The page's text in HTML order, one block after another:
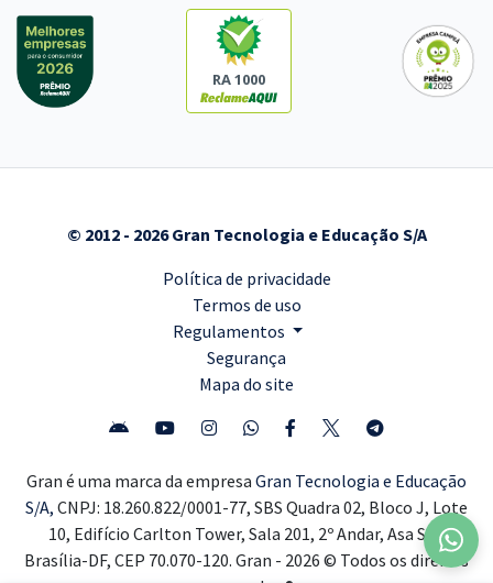
RA 1000
© 2012 - 2026 Gran Tecnologia e Educação S/A
Política de privacidade
Termos de uso
Regulamentos
Segurança
Mapa do site
Gran é uma marca da empresa Gran Tecnologia e Educação
S/A, CNPJ: 18.260.822/0001-77, SBS Quadra 02, Bloco J, Lote
10, Edifício Carlton Tower, Sala 201, 2º Andar, Asa Sul,
Brasília-DF, CEP 70.070-120. Gran - 2026 © Todos os direitos